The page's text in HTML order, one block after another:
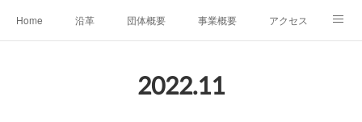
Home 沿革 団体概要 事業概要 アクセス
中期計画（2026-2031）
2022.11